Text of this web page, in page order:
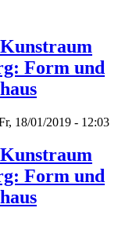
Form und
18/01/2019 - 12:03
Form und